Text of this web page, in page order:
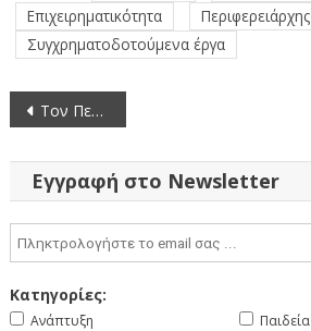
Επιχειρηματικότητα
Περιφερειάρχης
Συγχρηματοδοτούμενα έργα
Πλοήγηση
άρθρων
Τον Περιφερειάρχη επισκέφθηκε η Δ.Ε. του ΤΕΕ (Περιφερειακό Τμήμα Δυτικής Μακεδονίας)
Εγγραφή στο Newsletter
Κατηγορίες:
Ανάπτυξη
Παιδεία